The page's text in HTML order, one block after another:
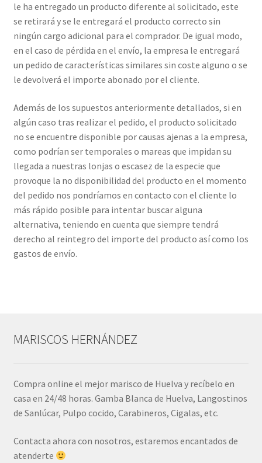
le ha entregado un producto diferente al solicitado, este
se retirará y se le entregará el producto correcto sin
ningún cargo adicional para el comprador. De igual modo,
en el caso de pérdida en el envío, la empresa le entregará
un pedido de características similares sin coste alguno o se
le devolverá el importe abonado por el cliente.
Además de los supuestos anteriormente detallados, si en
algún caso tras realizar el pedido, el producto solicitado
no se encuentre disponible por causas ajenas a la empresa,
como podrían ser temporales o mareas que impidan su
llegada a nuestras lonjas o escasez de la especie que
provoque la no disponibilidad del producto en el momento
del pedido nos pondríamos en contacto con el cliente lo
más rápido posible para intentar buscar alguna
alternativa, teniendo en cuenta que siempre tendrá
derecho al reintegro del importe del producto así como los
gastos de envío.
MARISCOS HERNÁNDEZ
Compra online el mejor marisco de Huelva y recíbelo en
casa en 24/48 horas. Gamba Blanca de Huelva, Langostinos
de Sanlúcar, Pulpo cocido, Carabineros, Cigalas, etc.
Contacta ahora con nosotros, estaremos encantados de
atenderte